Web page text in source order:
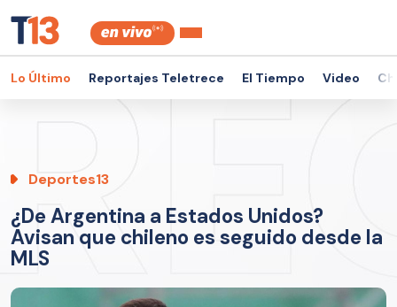
Lo Último Reportajes Teletrece El Tiempo Video
Deportes13
¿De Argentina a Estados Unidos?
Avisan que chileno es seguido desde la
MLS